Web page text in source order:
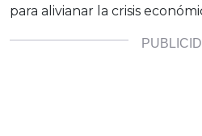
para alivianar la crisis